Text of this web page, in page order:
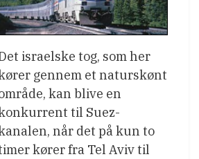
israelske tog, som her
gennem et naturskønt
kan blive en
til Suez-
når det på kun to
kører fra Tel Aviv til